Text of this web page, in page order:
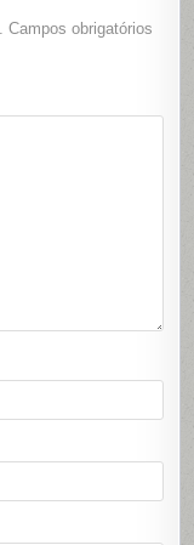
Campos obrigatórios